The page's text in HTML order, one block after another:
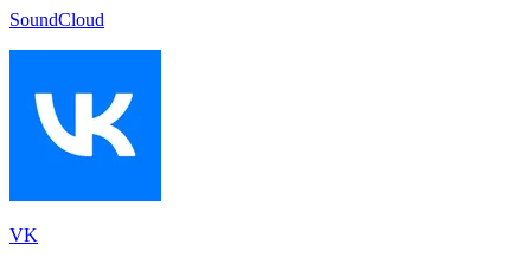
SoundCloud
VK